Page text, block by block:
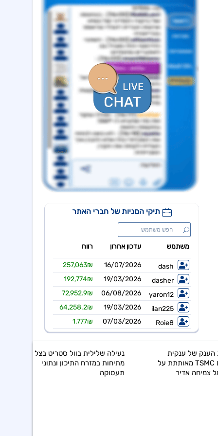
קבלת אישור רשות התעופה האזרחית להפעלת טיסות לצפון אמריקה
איי.סי.אל 09:09 05/08/26
מצגת- דוח רבעון 2 לשנת 2026
ויליפוד אינטרנש
מצגת משקיעים בעברית
נקסט ויז'ן 09:20 07/08/26
מניבים ריט 08:33 07/08/26
מצגת לשוק ההון - רבעון שני לשנת 2026
מידאס השקעות 18:50 06/08/26
החלטות דירקטוריון לגבי מו"מ לנטילת מימון ותיקון שטר נאמנות אג"ח ד׳ - המשך בק"ע תזמ"ז חזוי והיערכות ל
17:46 06/08/26
אפי קפיטל נדל"ן 15:02 06/08/26
מינוי מנכ"ל - שקדי אפרים - מיום 4.8.26
נעילה שלילית בוול סטריט בצל
מתיחות במזרח התיכון ונתוני
תעסוקה